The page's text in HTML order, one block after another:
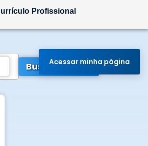
Profissional
Buscar Vagas
Acessar minha página